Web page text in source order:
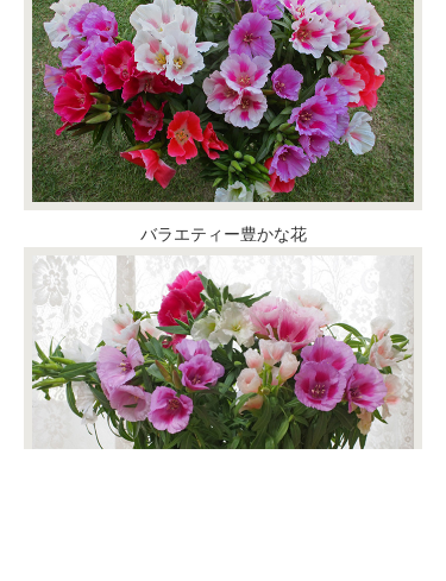
バラエティー豊かな花